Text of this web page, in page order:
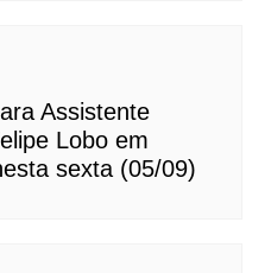
Assistente
Lobo em
sexta (05/09)